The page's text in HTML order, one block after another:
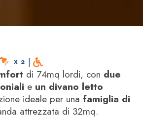
X 2 |
di 74mq lordi, con due
e un divano letto
ideale per una famiglia di
attrezzata di 32mq.